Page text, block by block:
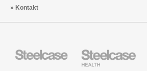
Kontakt
Büromöbel
Health